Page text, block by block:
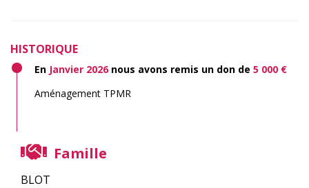
HISTORIQUE
En Janvier 2026 nous avons remis un don de 5 000 €
Aménagement TPMR
Famille
BLOT